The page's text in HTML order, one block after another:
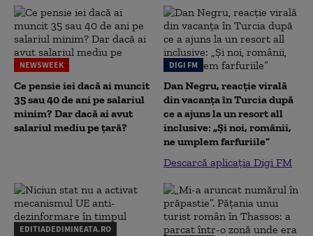
NEWSWEEK
Ce pensie iei dacă ai muncit
35 sau 40 de ani pe salariul
minim? Dar dacă ai avut
salariul mediu pe țară?
DIGI FM
Dan Negru, reacție virală
din vacanța în Turcia după
ce a ajuns la un resort all
inclusive: „Și noi, românii,
ne umplem farfuriile”
Descarcă aplicația Digi FM
EDITIADEDIMINEATA.RO